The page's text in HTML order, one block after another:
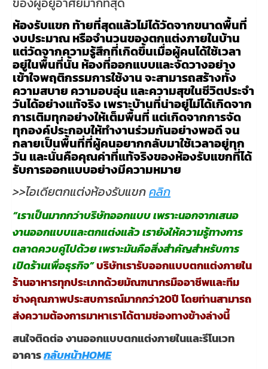
ห้องรับแขก ท้ายที่สุดแล้วไม่ได้วัดจากขนาดพื้นที่
งบประมาณ หรือจำนวนของตกแต่งภายในบ้าน
แต่วัดจากความรู้สึกที่เกิดขึ้นเมื่อผู้คนได้ใช้เวลา
อยู่ในพื้นที่นั้น ห้องที่ออกแบบและจัดวางอย่าง
เข้าใจพฤติกรรมการใช้งาน จะสามารถสร้างทั้ง
ความสบาย ความอบอุ่น และความสุขในชีวิตประจำ
วันได้อย่างแท้จริง เพราะบ้านที่น่าอยู่ไม่ได้เกิดจาก
การเติมทุกอย่างให้เต็มพื้นที่ แต่เกิดจากการจัด
ทุกองค์ประกอบให้ทำงานร่วมกันอย่างพอดี จน
กลายเป็นพื้นที่ที่ผู้คนอยากกลับมาใช้เวลาอยู่ทุก
วัน และนั่นคือคุณค่าที่แท้จริงของห้องรับแขกที่ได้
รับการออกแบบอย่างมีความหมาย
>>ไอเดียตกแต่งห้องรับแขกคลิก
“เราเป็นมากกว่าบริษัทออกแบบ เพราะนอกจากเสนอ
งานออกแบบและตกแต่งแล้ว เรายังให้ความรู้ทางการ
ตลาดควบคู่ไปด้วย เพราะมันคือสิ่งสำคัญสำหรับการ
เปิดร้านเพื่อธุรกิจ”บริษัทเรารับออกแบบตกแต่งภายใน
ร้านอาหารทุกประเภทด้วยมัณฑนากรมืออาชีพและทีม
ช่างคุณภาพประสบการณ์มากกว่า20ปี โดยท่านสามารถ
ส่งความต้องการมาหาเราได้ตามช่องทางข้างล่างนี้
สนใจติดต่อ งานออกแบบตกแต่งภายในและรีโนเวท
อาคารกลับหน้าHOME